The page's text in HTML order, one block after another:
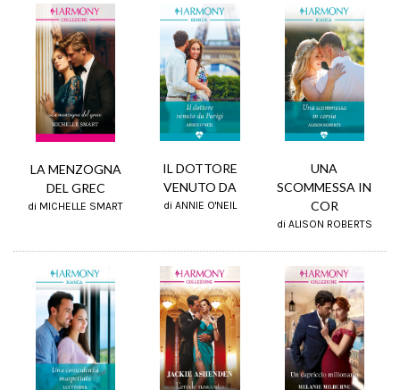
LA MENZOGNA
DEL GREC
di MICHELLE SMART
IL DOTTORE
VENUTO DA
di ANNIE O'NEIL
UNA
SCOMMESSA IN
COR
di ALISON ROBERTS